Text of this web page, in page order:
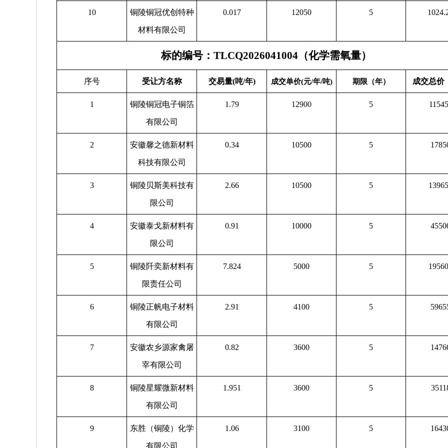
10 铜陵铜冠优创特种
材料有限公司
0.017 12050 5
标的编号：TLCQ2026041004（化学需氧量）
序号 受让方名称 交易量(吨/年) 成交单价(元/年/吨) 期限（年） 成交总价
1 铜陵铜冠电子铜箔
有限公司
1.79 12900 5
2 安徽馨之德新材料
科技有限公司
0.34 10500 5
3 铜陵贝斯美科技有
限公司
2.66 10500 5
4 安徽泰戈新材料有
限公司
0.91 10000 5
5 铜陵阡奕新材料有
限责任公司
7.824 5000 5
6 铜陵正帆电子材料
有限公司
2.91 4100 5
7 安徽农乡源家禽屠
宰有限公司
0.82 3600 5
8 铜陵星耀微新材料
有限公司
1.951 3600 5
9 东胜（铜陵）化学
有限公司
1.06 3100 5